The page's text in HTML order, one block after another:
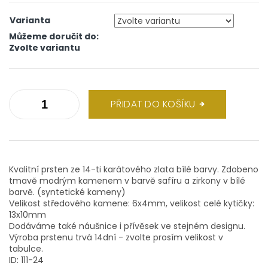
cena:
Varianta
Můžeme doručit do:
Zvolte variantu
PŘIDAT DO KOŠÍKU
Kvalitní prsten ze 14-ti karátového zlata bílé barvy. Zdobeno
tmavě modrým kamenem v barvě safíru a zirkony v bílé
barvě. (syntetické kameny)
Velikost středového kamene: 6x4mm, velikost celé kytičky:
13x10mm
Dodáváme také náušnice i přívěsek ve stejném designu.
Výroba prstenu trvá 14dní - zvolte prosím velikost v
tabulce.
ID: 111-24